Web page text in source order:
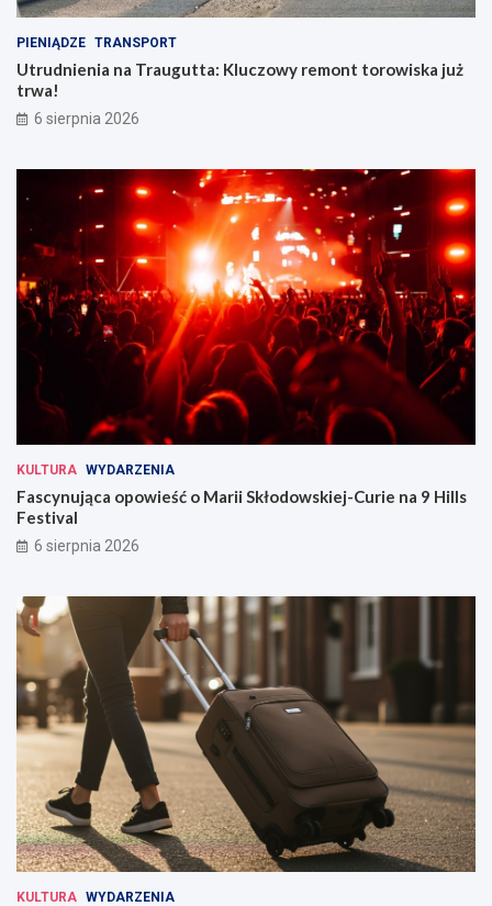
PIENIĄDZE TRANSPORT
Utrudnienia na Traugutta: Kluczowy remont torowiska już
trwa!
6 sierpnia 2026
KULTURA WYDARZENIA
Fascynująca opowieść o Marii Skłodowskiej-Curie na 9 Hills
Festival
6 sierpnia 2026
KULTURA WYDARZENIA